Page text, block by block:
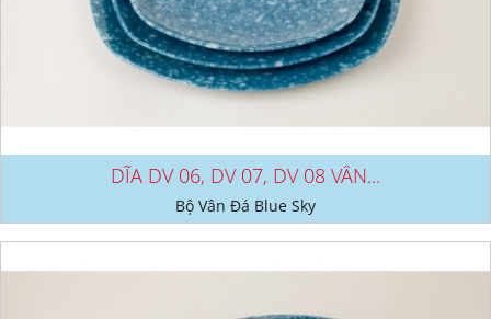
DĨA DV 06, DV 07, DV 08 VÂN...
Bộ Vân Đá Blue Sky